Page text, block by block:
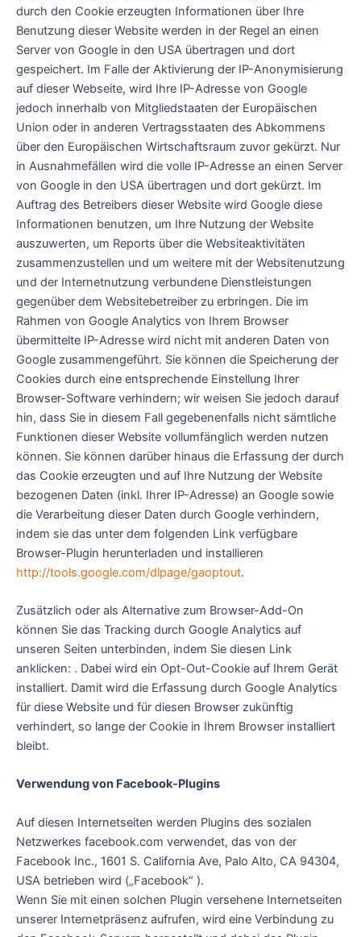
durch den Cookie erzeugten Informationen über Ihre
Benutzung dieser Website werden in der Regel an einen
Server von Google in den USA übertragen und dort
gespeichert. Im Falle der Aktivierung der IP-Anonymisierung
auf dieser Webseite, wird Ihre IP-Adresse von Google
jedoch innerhalb von Mitgliedstaaten der Europäischen
Union oder in anderen Vertragsstaaten des Abkommens
über den Europäischen Wirtschaftsraum zuvor gekürzt. Nur
in Ausnahmefällen wird die volle IP-Adresse an einen Server
von Google in den USA übertragen und dort gekürzt. Im
Auftrag des Betreibers dieser Website wird Google diese
Informationen benutzen, um Ihre Nutzung der Website
auszuwerten, um Reports über die Websiteaktivitäten
zusammenzustellen und um weitere mit der Websitenutzung
und der Internetnutzung verbundene Dienstleistungen
gegenüber dem Websitebetreiber zu erbringen. Die im
Rahmen von Google Analytics von Ihrem Browser
übermittelte IP-Adresse wird nicht mit anderen Daten von
Google zusammengeführt. Sie können die Speicherung der
Cookies durch eine entsprechende Einstellung Ihrer
Browser-Software verhindern; wir weisen Sie jedoch darauf
hin, dass Sie in diesem Fall gegebenenfalls nicht sämtliche
Funktionen dieser Website vollumfänglich werden nutzen
können. Sie können darüber hinaus die Erfassung der durch
das Cookie erzeugten und auf Ihre Nutzung der Website
bezogenen Daten (inkl. Ihrer IP-Adresse) an Google sowie
die Verarbeitung dieser Daten durch Google verhindern,
indem sie das unter dem folgenden Link verfügbare
Browser-Plugin herunterladen und installieren
http://tools.google.com/dlpage/gaoptout.
Zusätzlich oder als Alternative zum Browser-Add-On
können Sie das Tracking durch Google Analytics auf
unseren Seiten unterbinden, indem Sie diesen Link
anklicken: . Dabei wird ein Opt-Out-Cookie auf Ihrem Gerät
installiert. Damit wird die Erfassung durch Google Analytics
für diese Website und für diesen Browser zukünftig
verhindert, so lange der Cookie in Ihrem Browser installiert
bleibt.
Verwendung von Facebook-Plugins
Auf diesen Internetseiten werden Plugins des sozialen
Netzwerkes facebook.com verwendet, das von der
Facebook Inc., 1601 S. California Ave, Palo Alto, CA 94304,
USA betrieben wird („Facebook“ ).
Wenn Sie mit einen solchen Plugin versehene Internetseiten
unserer Internetpräsenz aufrufen, wird eine Verbindung zu